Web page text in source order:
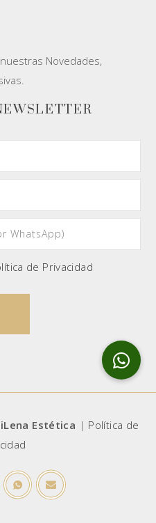
Novedades,
de Privacidad
Estética | Política de